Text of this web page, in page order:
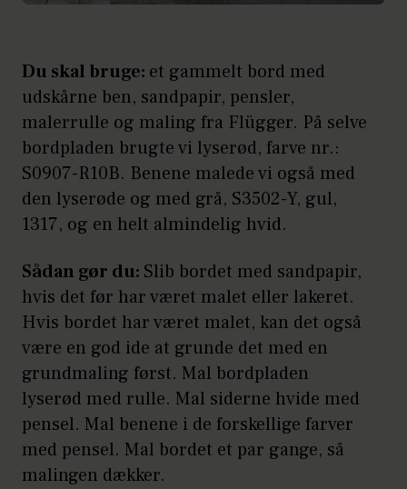
Du skal bruge: et gammelt bord med
udskårne ben, sandpapir, pensler,
malerrulle og maling fra Flügger. På selve
bordpladen brugte vi lyserød, farve nr.:
S0907-R10B. Benene malede vi også med
den lyserøde og med grå, S3502-Y, gul,
1317, og en helt almindelig hvid.
Sådan gør du: Slib bordet med sandpapir,
hvis det før har været malet eller lakeret.
Hvis bordet har været malet, kan det også
være en god ide at grunde det med en
grundmaling først. Mal bordpladen
lyserød med rulle. Mal siderne hvide med
pensel. Mal benene i de forskellige farver
med pensel. Mal bordet et par gange, så
malingen dækker.